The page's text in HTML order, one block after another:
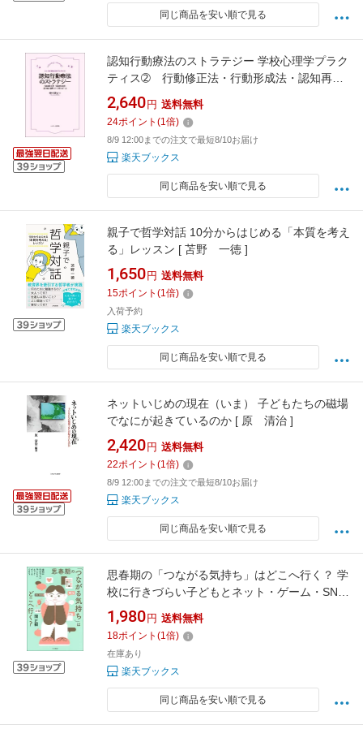
同じ商品を安い順で見る
認知行動療法のストラテジー 学校心理学プラク
ティス➁ 行動修正法・行動形成法・認知再構
成法・おまじない法 [ 中村 恵子 ]
2,640 円 送料無料
24ポイント (1倍)
8/9 12:00までの注文で最短8/10お届け
楽天ブックス
同じ商品を安い順で見る
親子で哲学対話 10分からはじめる「本質を考え
る」レッスン [ 苫野 一徳 ]
1,650 円 送料無料
15ポイント (1倍)
入荷予約
楽天ブックス
同じ商品を安い順で見る
ネットいじめの現在（いま） 子どもたちの磁場
でなにが起きているのか [ 原 清治 ]
2,420 円 送料無料
22ポイント (1倍)
8/9 12:00までの注文で最短8/10お届け
楽天ブックス
同じ商品を安い順で見る
思春期の「つながる気持ち」はどこへ行く？ 学
校に行きづらい子どもとネット・ゲーム・SNS
[ 関 正樹 ]
1,980 円 送料無料
18ポイント (1倍)
在庫あり
楽天ブックス
同じ商品を安い順で見る